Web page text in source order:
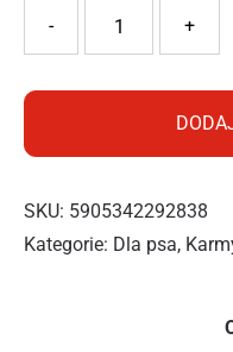
+
-
SKU: 5905342292838
Kategorie: Dla psa,